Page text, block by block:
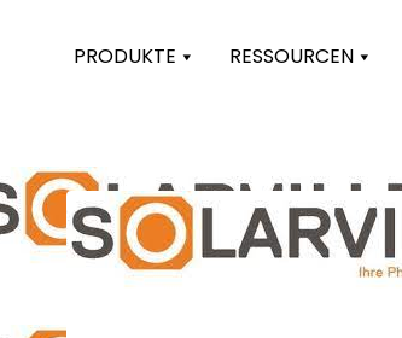
PRODUKTE RESSOURCEN